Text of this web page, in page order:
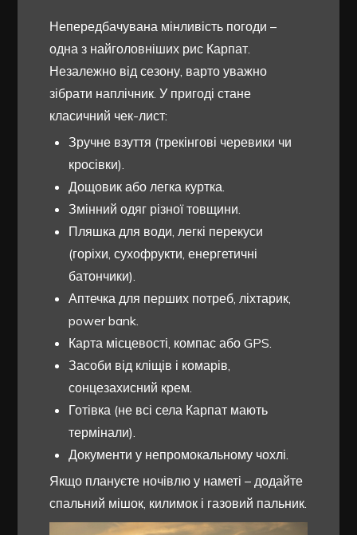
Непередбачувана мінливість погоди –
одна з найголовніших рис Карпат.
Незалежно від сезону, варто уважно
зібрати наплічник. У пригоді стане
класичний чек-лист:
Зручне взуття (трекінгові черевики чи
кросівки).
Дощовик або легка куртка.
Змінний одяг різної товщини.
Пляшка для води, легкі перекуси
(горіхи, сухофрукти, енергетичні
батончики).
Аптечка для перших потреб, ліхтарик,
power bank.
Карта місцевості, компас або GPS.
Засоби від кліщів і комарів,
сонцезахисний крем.
Готівка (не всі села Карпат мають
термінали).
Документи у непромокальному чохлі.
Якщо плануєте ночівлю у наметі – додайте
спальний мішок, килимок і газовий пальник.